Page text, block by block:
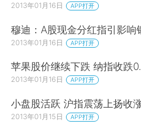
2013年01月16日 APP打开
穆迪：A股现金分红指引影响
2013年01月16日 APP打开
苹果股价继续下跌 纳指收跌
2013年01月16日 APP打开
小盘股活跃 沪指震荡上扬收
2013年01月15日 APP打开